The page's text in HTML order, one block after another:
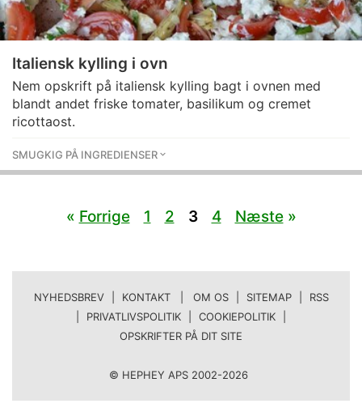
Italiensk kylling i ovn
Nem opskrift på italiensk kylling bagt i ovnen med
blandt andet friske tomater, basilikum og cremet
ricottaost.
SMUGKIG PÅ INGREDIENSER
« Forrige 1 2 3 4 Næste»
NYHEDSBREV KONTAKT | OM OS SITEMAP
RSS
PRIVATLIVSPOLITIK COOKIEPOLITIK
OPSKRIFTER PÅ DIT SITE
© HEPHEY APS 2002-2026